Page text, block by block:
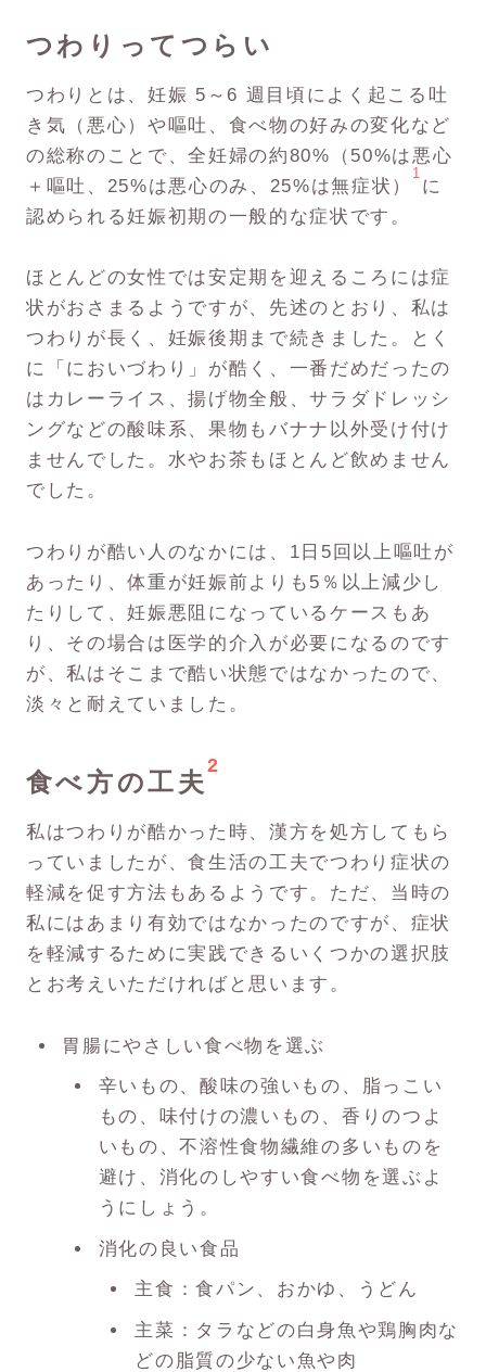
つわりってつらい
つわりとは、妊娠 5～6 週目頃によく起こる吐
き気（悪心）や嘔吐、食べ物の好みの変化など
の総称のことで、全妊婦の約80%（50%は悪心
＋嘔吐、25%は悪心のみ、25%は無症状）
1
に
認められる妊娠初期の一般的な症状です。
ほとんどの女性では安定期を迎えるころには症
状がおさまるようですが、先述のとおり、私は
つわりが長く、妊娠後期まで続きました。とく
に「においづわり」が酷く、一番だめだったの
はカレーライス、揚げ物全般、サラダドレッシ
ングなどの酸味系、果物もバナナ以外受け付け
ませんでした。水やお茶もほとんど飲めません
でした。
つわりが酷い人のなかには、1日5回以上嘔吐が
あったり、体重が妊娠前よりも5％以上減少し
たりして、妊娠悪阻になっているケースもあ
り、その場合は医学的介入が必要になるのです
が、私はそこまで酷い状態ではなかったので、
淡々と耐えていました。
食べ方の工夫
2
私はつわりが酷かった時、漢方を処方してもら
っていましたが、食生活の工夫でつわり症状の
軽減を促す方法もあるようです。ただ、当時の
私にはあまり有効ではなかったのですが、症状
を軽減するために実践できるいくつかの選択肢
とお考えいただければと思います。
胃腸にやさしい食べ物を選ぶ
辛いもの、酸味の強いもの、脂っこい
もの、味付けの濃いもの、香りのつよ
いもの、不溶性食物繊維の多いものを
避け、消化のしやすい食べ物を選ぶよ
うにしょう。
消化の良い食品
主食：食パン、おかゆ、うどん
主菜：タラなどの白身魚や鶏胸肉な
どの脂質の少ない魚や肉